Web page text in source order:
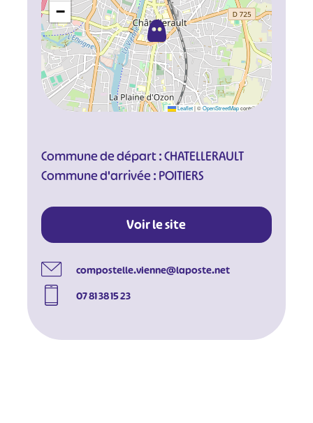
−
Leaflet |©OpenStreetMapcontributors
Commune de départ : CHATELLERAULT
Commune d'arrivée : POITIERS
Voir le site
compostelle.vienne@laposte.net
07 81 38 15 23